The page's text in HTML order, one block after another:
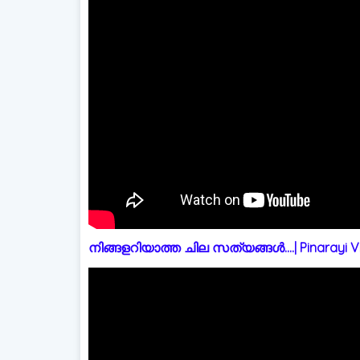
നിങ്ങളറിയാത്ത ചില സത്യങ്ങൾ....| Pinarayi